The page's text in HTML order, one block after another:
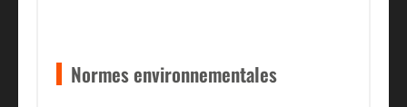
Normes environnementales